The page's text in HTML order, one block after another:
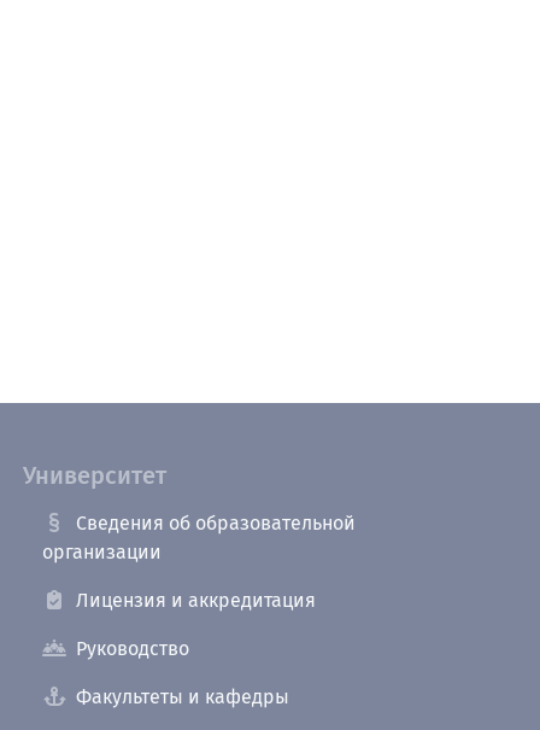
Университет
Сведения об образовательной
организации
Лицензия и аккредитация
Руководство
Факультеты и кафедры